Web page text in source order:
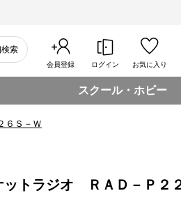
索
会員登録 ログイン お気に入り
スクール・ホビー
６Ｓ－Ｗ
トラジオ ＲＡＤ－Ｐ２